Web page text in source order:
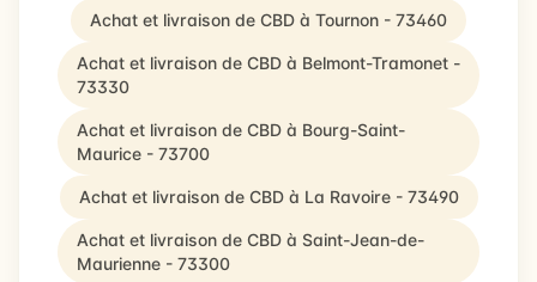
Achat et livraison de CBD à Tournon - 73460
Achat et livraison de CBD à Belmont-Tramonet -
73330
Achat et livraison de CBD à Bourg-Saint-
Maurice - 73700
Achat et livraison de CBD à La Ravoire - 73490
Achat et livraison de CBD à Saint-Jean-de-
Maurienne - 73300